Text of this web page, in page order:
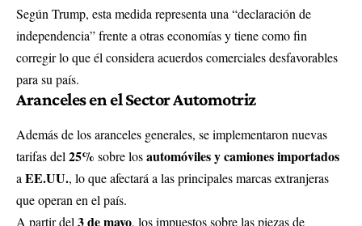
Según Trump, esta medida representa una “declaración de
independencia” frente a otras economías y tiene como fin
corregir lo que él considera acuerdos comerciales desfavorables
para su país.
Aranceles en el Sector Automotriz
Además de los aranceles generales, se implementaron nuevas
tarifas del25% sobre losautomóviles y camiones importados
aEE.UU., lo que afectará a las principales marcas extranjeras
que operan en el país.
A partir del3 de mayo, los impuestos sobre las piezas de